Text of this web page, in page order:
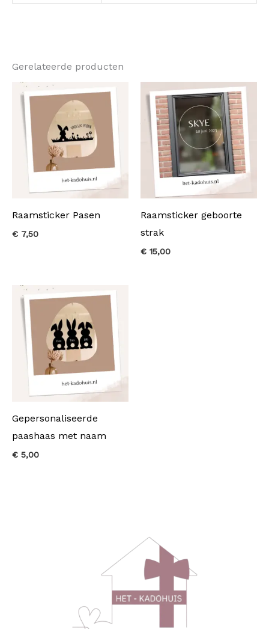
Gerelateerde producten
Raamsticker Pasen
€ 7,50
Raamsticker geboorte
strak
€ 15,00
Gepersonaliseerde
paashaas met naam
€ 5,00